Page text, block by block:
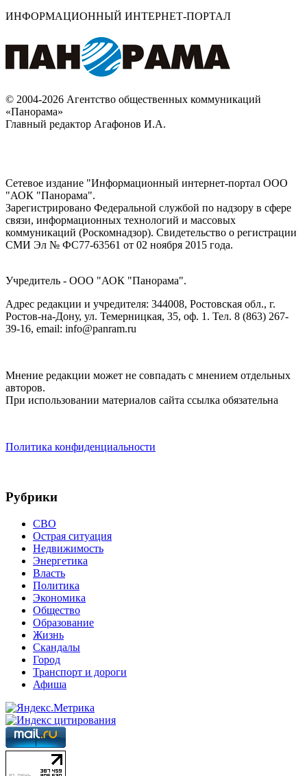
ИНФОРМАЦИОННЫЙ ИНТЕРНЕТ-ПОРТАЛ
© 2004-2026 Агентство общественных коммуникаций
«Панорама»
Главный редактор Агафонов И.А.
Сетевое издание "Информационный интернет-портал ООО
"АОК "Панорама".
Зарегистрировано Федеральной службой по надзору в сфере
связи, информационных технологий и массовых
коммуникаций (Роскомнадзор). Cвидетельство о регистрации
СМИ Эл № ФС77-63561 от 02 ноября 2015 года.
Учредитель - ООО "АОК "Панорама".
Адрес редакции и учредителя: 344008, Ростовская обл., г.
Ростов-на-Дону, ул. Темерницкая, 35, оф. 1. Тел. 8 (863) 267-
39-16, email: info@panram.ru
Мнение редакции может не совпадать с мнением отдельных
авторов.
При использовании материалов сайта ссылка обязательна
Политика конфиденциальности
Рубрики
СВО
Острая ситуация
Недвижимость
Энергетика
Власть
Политика
Экономика
Общество
Образование
Жизнь
Скандалы
Город
Транспорт и дороги
Афиша